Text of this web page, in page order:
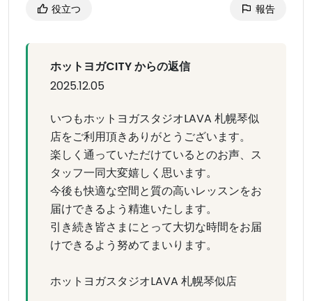
役立つ 報告
ホットヨガCITY からの返信
2025.12.05
いつもホットヨガスタジオLAVA 札幌琴似
店をご利用頂きありがとうございます。
楽しく通っていただけているとのお声、ス
タッフ一同大変嬉しく思います。
今後も快適な空間と質の高いレッスンをお
届けできるよう精進いたします。
引き続き皆さまにとって大切な時間をお届
けできるよう努めてまいります。
ホットヨガスタジオLAVA 札幌琴似店